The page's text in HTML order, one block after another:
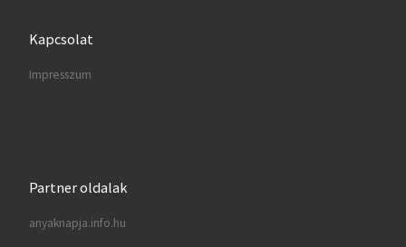
Kapcsolat
Impresszum
Partner oldalak
anyaknapja.info.hu